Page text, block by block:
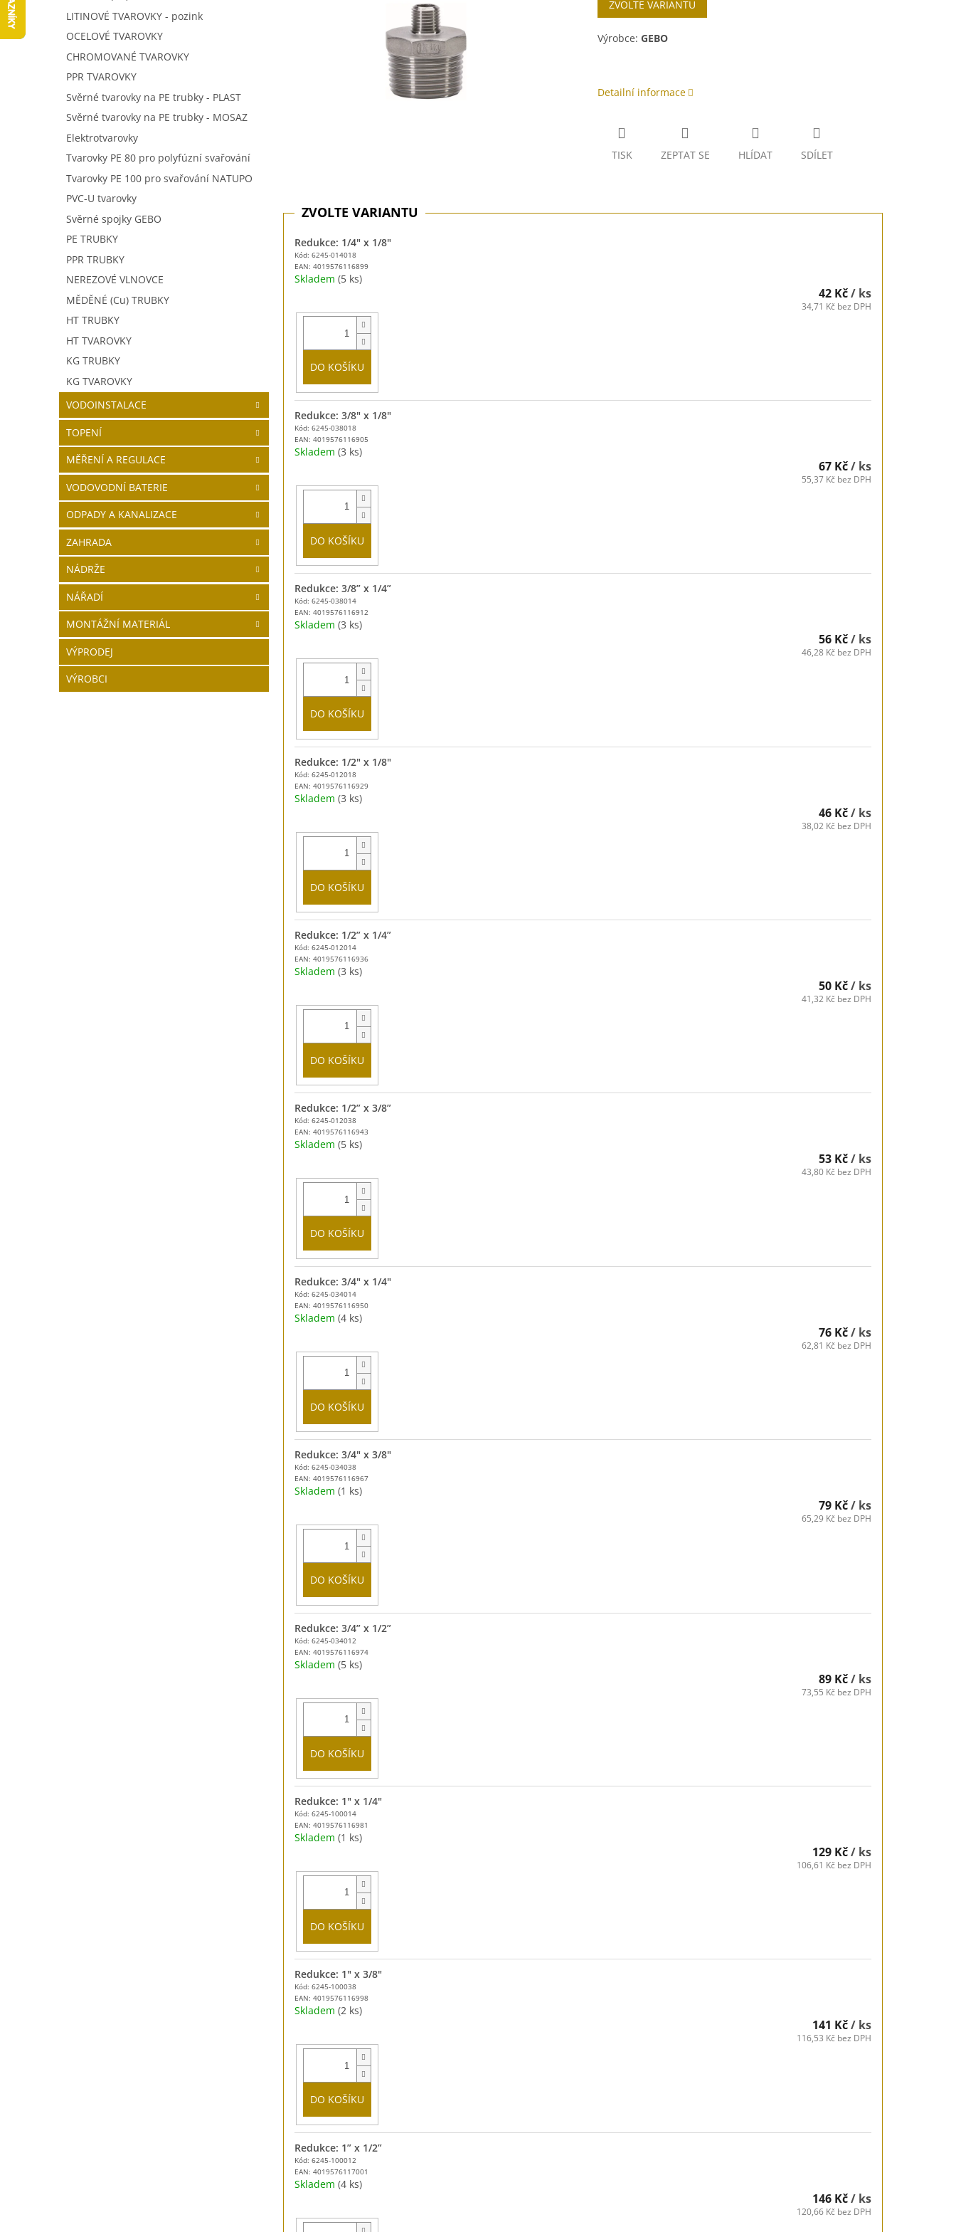
LITINOVÉ TVAROVKY - pozink
OCELOVÉ TVAROVKY
CHROMOVANÉ TVAROVKY
PPR TVAROVKY
Svěrné tvarovky na PE trubky - PLAST
Svěrné tvarovky na PE trubky - MOSAZ
Elektrotvarovky
Tvarovky PE 80 pro polyfúzní svařování
Tvarovky PE 100 pro svařování NATUPO
PVC-U tvarovky
Svěrné spojky GEBO
PE TRUBKY
PPR TRUBKY
NEREZOVÉ VLNOVCE
MĚDĚNÉ (Cu) TRUBKY
HT TRUBKY
HT TVAROVKY
KG TRUBKY
KG TVAROVKY
VODOINSTALACE
TOPENÍ
MĚŘENÍ A REGULACE
VODOVODNÍ BATERIE
ODPADY A KANALIZACE
ZAHRADA
NÁDRŽE
NÁŘADÍ
MONTÁŽNÍ MATERIÁL
VÝPRODEJ
VÝROBCI
cena:
ZVOLTE VARIANTU
Výrobce: GEBO
Detailní informace
TISK ZEPTAT SE HLÍDAT SDÍLET
Kód: 6245-014018
EAN: 4019576116899
Redukce: 1/4" x 1/8"
Skladem (5 ks)
42 Kč/ ks
34,71 Kč bez DPH
DO KOŠÍKU
Kód: 6245-038018
EAN: 4019576116905
Redukce: 3/8" x 1/8"
Skladem (3 ks)
67 Kč/ ks
55,37 Kč bez DPH
DO KOŠÍKU
Kód: 6245-038014
EAN: 4019576116912
Redukce: 3/8” x 1/4”
Skladem (3 ks)
56 Kč/ ks
46,28 Kč bez DPH
DO KOŠÍKU
Kód: 6245-012018
EAN: 4019576116929
Redukce: 1/2" x 1/8"
Skladem (3 ks)
46 Kč/ ks
38,02 Kč bez DPH
DO KOŠÍKU
Kód: 6245-012014
EAN: 4019576116936
Redukce: 1/2” x 1/4”
Skladem (3 ks)
50 Kč/ ks
41,32 Kč bez DPH
DO KOŠÍKU
Kód: 6245-012038
EAN: 4019576116943
Redukce: 1/2” x 3/8”
Skladem (5 ks)
53 Kč/ ks
43,80 Kč bez DPH
DO KOŠÍKU
Kód: 6245-034014
EAN: 4019576116950
Redukce: 3/4" x 1/4"
Skladem (4 ks)
76 Kč/ ks
62,81 Kč bez DPH
DO KOŠÍKU
Kód: 6245-034038
EAN: 4019576116967
Redukce: 3/4" x 3/8"
Skladem (1 ks)
79 Kč/ ks
65,29 Kč bez DPH
DO KOŠÍKU
Kód: 6245-034012
EAN: 4019576116974
Redukce: 3/4” x 1/2”
Skladem (5 ks)
89 Kč/ ks
73,55 Kč bez DPH
DO KOŠÍKU
Kód: 6245-100014
EAN: 4019576116981
Redukce: 1" x 1/4"
Skladem (1 ks)
129 Kč/ ks
106,61 Kč bez DPH
DO KOŠÍKU
Kód: 6245-100038
EAN: 4019576116998
Redukce: 1" x 3/8"
Skladem (2 ks)
141 Kč/ ks
116,53 Kč bez DPH
DO KOŠÍKU
Kód: 6245-100012
EAN: 4019576117001
Redukce: 1” x 1/2”
Skladem (4 ks)
146 Kč/ ks
120,66 Kč bez DPH